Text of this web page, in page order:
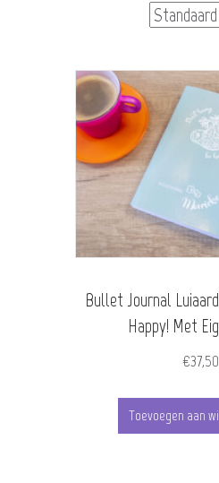
Bullet Journal
Happy! Met
€37,50
Toevoegen aan